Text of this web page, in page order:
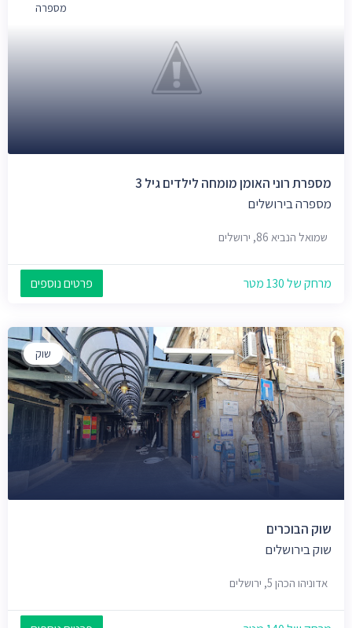
מספרה
מספרת רוני האומן מומחה לילדים גיל 3
מספרה בירושלים
שמואל הנביא 86, ירושלים
מרחק של 130 מטר פרטים נוספים
שוק
שוק הבוכרים
שוק בירושלים
אדוניהו הכהן 5, ירושלים